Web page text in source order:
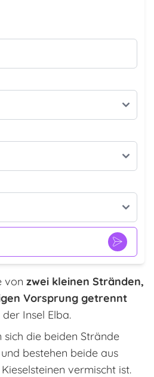
von zwei kleinen Stränden,
Vorsprung getrennt
Insel Elba.
die beiden Strände
bestehen beide aus
vermischt ist.